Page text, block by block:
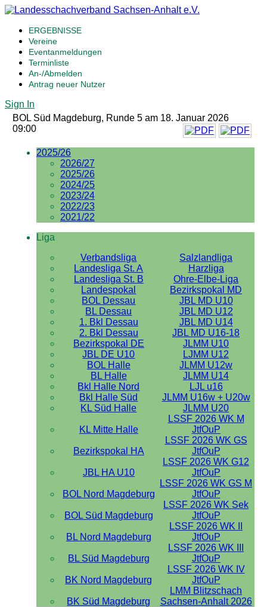
ERGEBNISSE
Vereine
Eventanmeldungen
Terminliste
An-/Abmelden
Antrag neuer Nutzer
Sign In
BOL Süd Magdeburg, Runde 5 am 18. Januar 2026
09:00
2025/26
2026/27
2025/26
2024/25
2023/24
2022/23
2021/22
Liga
Verbandsliga
Salzlandliga
Landesliga St. A
Harzliga
Landesliga St. B
Ohre-Elbe-Liga
Landespokal
Bezirkspokal MD
BOL Dessau
JBL MD U10
BL Dessau
JBL MD U12
1. Bkl Dessau
JBL MD U14
2. Bkl Dessau
JBL MD U16-18
Bezirkspokal DE
JLMM U10
JBL DE U10
LJMM U12
BOL Halle
JLMM U12w
BL Halle
JLMM U14
Bkl Halle Nord
LJL u16
Bkl Halle Süd
JLMM U16w + U20w
KL Süd Halle
JLMM U20
KL Mitte Halle
LSSF 2026 WK M
JtfOuP
Bezirkspokal HA
LSSF 2026 WK GS
JtfOuP
JBL HA U10
LSSF 2026 WK G12
JtfOuP
BOL Nord Magdeburg
LSSF 2026 WK GS M
JtfOuP
BOL Süd Magdeburg
LSSF 2026 WK Sek
JtfOuP
BL Nord Magdeburg
LSSF 2026 WK II
JtfOuP
BL Süd Magdeburg
LSSF 2026 WK III
JtfOuP
BK Nord Magdeburg
LSSF 2026 WK IV
JtfOuP
BK Süd Magdeburg
LMM Blitzschach
Sachsen-Anhalt 2026